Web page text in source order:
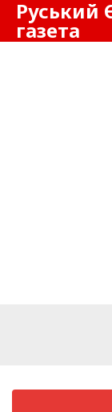
Руський
газета